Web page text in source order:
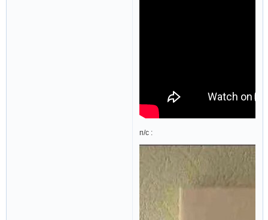
п/с :